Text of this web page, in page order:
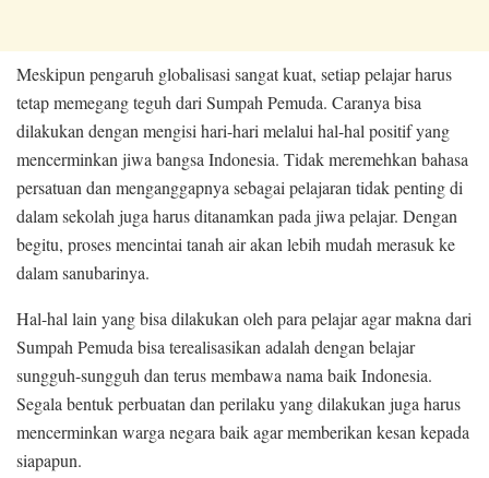
Meskipun pengaruh globalisasi sangat kuat, setiap pelajar harus
tetap memegang teguh dari Sumpah Pemuda. Caranya bisa
dilakukan dengan mengisi hari-hari melalui hal-hal positif yang
mencerminkan jiwa bangsa Indonesia. Tidak meremehkan bahasa
persatuan dan menganggapnya sebagai pelajaran tidak penting di
dalam sekolah juga harus ditanamkan pada jiwa pelajar. Dengan
begitu, proses mencintai tanah air akan lebih mudah merasuk ke
dalam sanubarinya.
Hal-hal lain yang bisa dilakukan oleh para pelajar agar makna dari
Sumpah Pemuda bisa terealisasikan adalah dengan belajar
sungguh-sungguh dan terus membawa nama baik Indonesia.
Segala bentuk perbuatan dan perilaku yang dilakukan juga harus
mencerminkan warga negara baik agar memberikan kesan kepada
siapapun.